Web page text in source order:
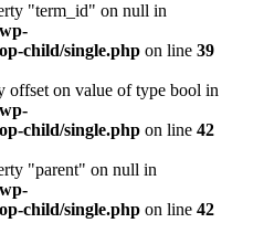
"term_id" on null in
child/single.php on line 39
offset on value of type bool in
child/single.php on line 42
"parent" on null in
child/single.php on line 42